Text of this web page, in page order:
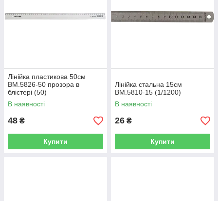
Лінійка пластикова 50см
BM.5826-50 прозора в
блістері (50)
В наявності
48 ₴
Купити
Лінійка стальна 15см
BM.5810-15 (1/1200)
В наявності
26 ₴
Купити